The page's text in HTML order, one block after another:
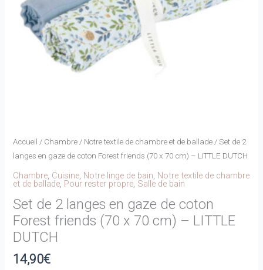
Accueil / Chambre / Notre textile de chambre et de ballade / Set de 2
langes en gaze de coton Forest friends (70 x 70 cm) – LITTLE DUTCH
Chambre Cuisine Notre linge de bain Notre textile de chambre
et de ballade Pour rester propre Salle de bain
Set de 2 langes en gaze de coton
Forest friends (70 x 70 cm) – LITTLE
DUTCH
14,90€